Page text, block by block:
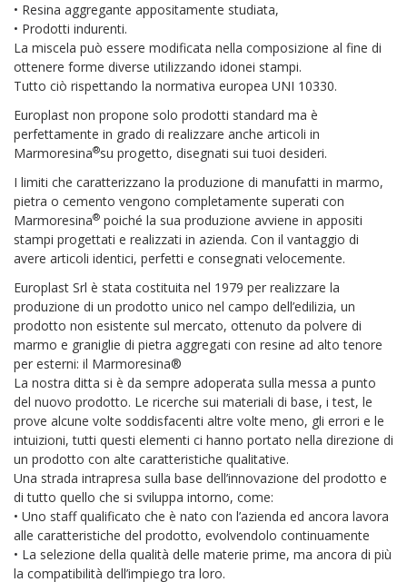
• Resina aggregante appositamente studiata,
• Prodotti indurenti.
La miscela può essere modificata nella composizione al fine di
ottenere forme diverse utilizzando idonei stampi.
Tutto ciò rispettando la normativa europea UNI 10330.
Europlast non propone solo prodotti standard ma è
perfettamente in grado di realizzare anche articoli in
Marmoresina®su progetto, disegnati sui tuoi desideri.
I limiti che caratterizzano la produzione di manufatti in marmo,
pietra o cemento vengono completamente superati con
Marmoresina® poiché la sua produzione avviene in appositi
stampi progettati e realizzati in azienda. Con il vantaggio di
avere articoli identici, perfetti e consegnati velocemente.
Europlast Srl è stata costituita nel 1979 per realizzare la
produzione di un prodotto unico nel campo dell’edilizia, un
prodotto non esistente sul mercato, ottenuto da polvere di
marmo e graniglie di pietra aggregati con resine ad alto tenore
per esterni: il Marmoresina®
La nostra ditta si è da sempre adoperata sulla messa a punto
del nuovo prodotto. Le ricerche sui materiali di base, i test, le
prove alcune volte soddisfacenti altre volte meno, gli errori e le
intuizioni, tutti questi elementi ci hanno portato nella direzione di
un prodotto con alte caratteristiche qualitative.
Una strada intrapresa sulla base dell’innovazione del prodotto e
di tutto quello che si sviluppa intorno, come:
• Uno staff qualificato che è nato con l’azienda ed ancora lavora
alle caratteristiche del prodotto, evolvendolo continuamente
• La selezione della qualità delle materie prime, ma ancora di più
la compatibilità dell’impiego tra loro.